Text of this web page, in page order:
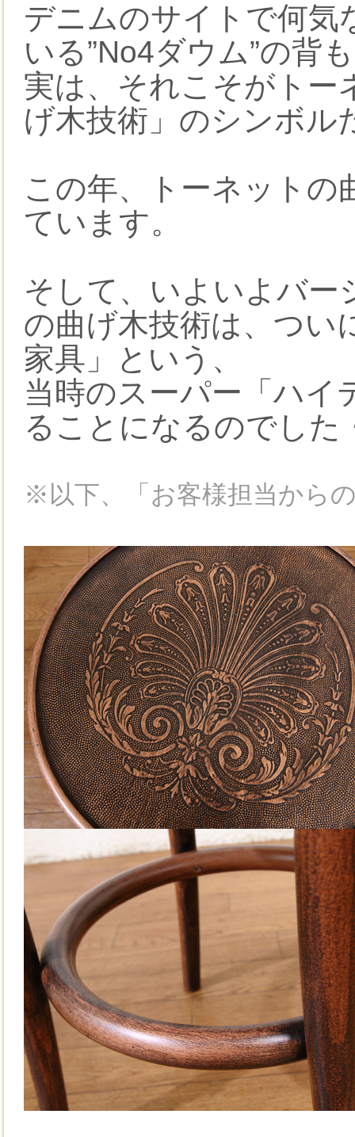
デニムのサイトで何気
いる”No4ダウム”の背
実は、それこそがトー
げ木技術」のシンボル
この年、トーネットの
ています。
そして、いよいよバー
の曲げ木技術は、つい
家具」という、
当時のスーパー「ハイ
ることになるのでした
※以下、「お客様担当から